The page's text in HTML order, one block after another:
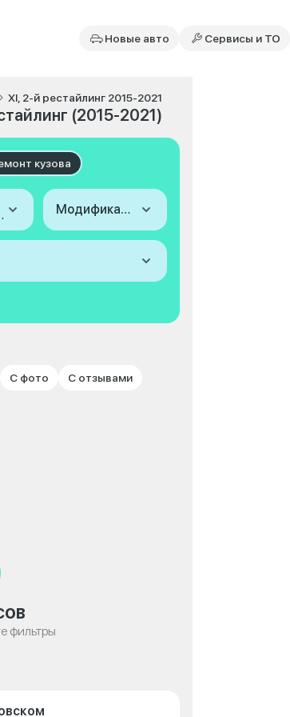
Новые авто Сервисы и ТО
XI, 2-й рестайлинг 2015-2021
(2015-2021)
кузова
Модификация
С фото С отзывами
фильтры